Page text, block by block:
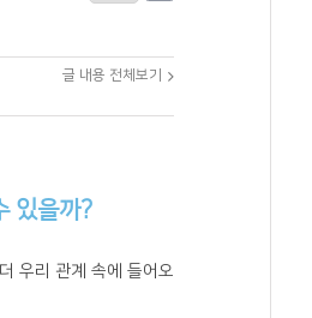
글 내용 전체보기
있을까?
우리 관계 속에 들어오